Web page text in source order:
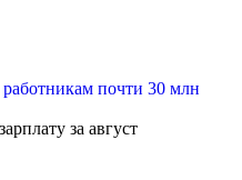
за август